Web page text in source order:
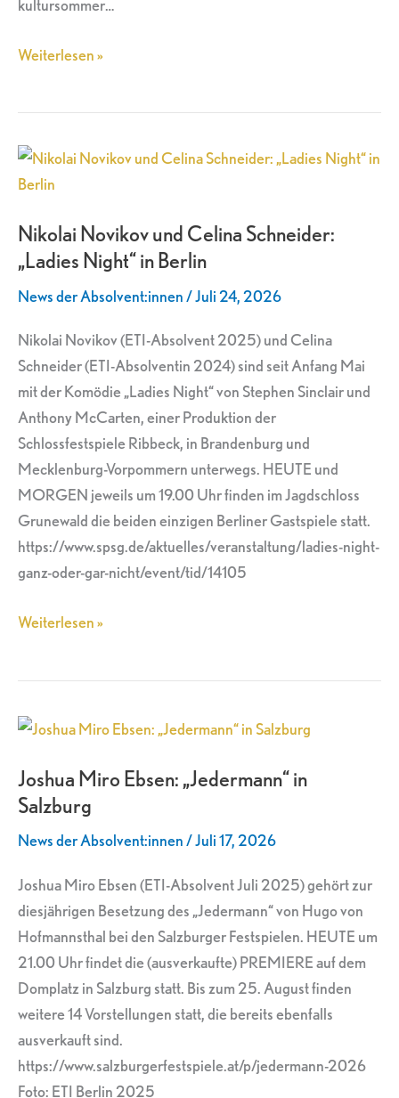
kultursommer…
Weiterlesen »
Nikolai Novikov und Celina Schneider:
„Ladies Night“ in Berlin
News der Absolvent:innen/Juli 24, 2026
Nikolai Novikov (ETI-Absolvent 2025) und Celina
Schneider (ETI-Absolventin 2024) sind seit Anfang Mai
mit der Komödie „Ladies Night“ von Stephen Sinclair und
Anthony McCarten, einer Produktion der
Schlossfestspiele Ribbeck, in Brandenburg und
Mecklenburg-Vorpommern unterwegs. HEUTE und
MORGEN jeweils um 19.00 Uhr finden im Jagdschloss
Grunewald die beiden einzigen Berliner Gastspiele statt.
https://www.spsg.de/aktuelles/veranstaltung/ladies-night-
ganz-oder-gar-nicht/event/tid/14105
Nikolai
Novikov
Celina
Schneider:
„Ladies
in
Berlin
Weiterlesen »
Joshua Miro Ebsen: „Jedermann“ in
Salzburg
News der Absolvent:innen/Juli 17, 2026
Joshua Miro Ebsen (ETI-Absolvent Juli 2025) gehört zur
diesjährigen Besetzung des „Jedermann“ von Hugo von
Hofmannsthal bei den Salzburger Festspielen. HEUTE um
21.00 Uhr findet die (ausverkaufte) PREMIERE auf dem
Domplatz in Salzburg statt. Bis zum 25. August finden
weitere 14 Vorstellungen statt, die bereits ebenfalls
ausverkauft sind.
https://www.salzburgerfestspiele.at/p/jedermann-2026
Foto: ETI Berlin 2025
Joshua
Ebsen:
„Jedermann“